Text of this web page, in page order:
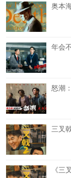
奥本
年会
怒潮
三叉
《三